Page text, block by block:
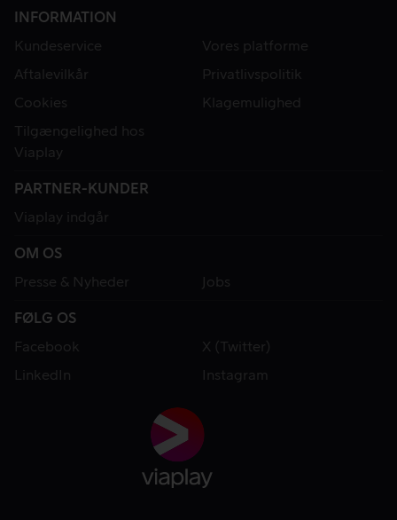
INFORMATION
Kundeservice
Vores platforme
Aftalevilkår
Privatlivspolitik
Cookies
Klagemulighed
Tilgængelighed hos
Viaplay
PARTNER-KUNDER
Viaplay indgår
OM OS
Presse & Nyheder
Jobs
FØLG OS
Facebook
X (Twitter)
LinkedIn
Instagram